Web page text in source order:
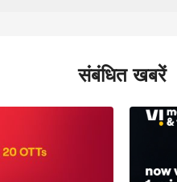
संबंधित खबरें